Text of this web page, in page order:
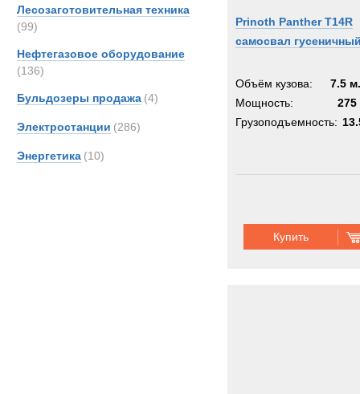
Лесозаготовительная техника
(99)
Нефтегазовое оборудование
(136)
Бульдозеры продажа (4)
Электростанции (286)
Энергетика (10)
Prinoth Panther T14R
самосвал
Объём кузова:
7.5
Мощность:
275
Грузоподъемность:
Купить